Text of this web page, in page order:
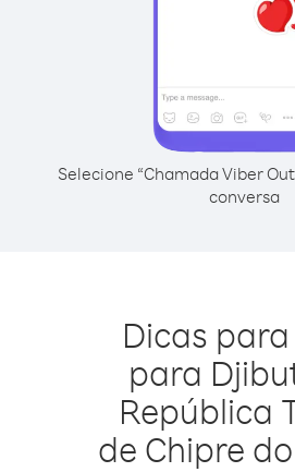
Selecione “Chamada Viber
conversa
Dicas
para
República
de Chipre